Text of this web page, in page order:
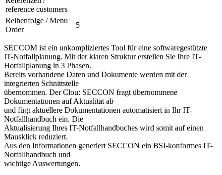
reference customers
Reihenfolge / Menu
Order
5
SECCOM ist ein unkompliziertes Tool für eine softwaregestützte
IT-Notfallplanung. Mit der klaren Struktur erstellen Sie Ihre IT-
Hotfallplanung in 3 Phasen.
Bereits vorhandene Daten und Dokumente werden mit der
integrierten Schnittstelle
übernommen. Der Clou: SECCON fragt übernommene
Dokumentationen auf Aktualität ab
und fügt aktuellere Dokumentationen automatisiert in Ihr IT-
Notfallhandbuch ein. Die
Aktualisierung Ihres IT-Notfallhandbuches wird somit auf einen
Mausklick reduziert.
Aus den Informationen generiert SECCON ein BSI-konformes IT-
Notfallhandbuch und
wichtige Auswertungen.